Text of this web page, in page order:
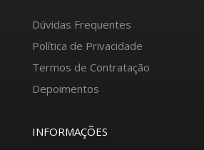
Dúvidas Frequentes
Política de Privacidade
Termos de Contratação
Depoimentos
INFORMAÇÕES